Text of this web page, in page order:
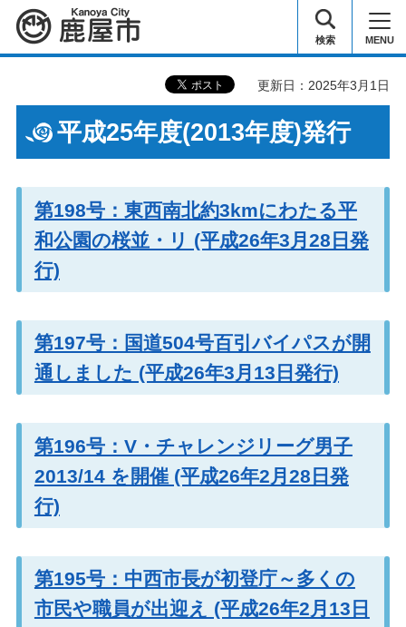
鹿屋市 検索 MENU
更新日：2025年3月1日
平成25年度(2013年度)発行
第198号：東西南北約3kmにわたる平
和公園の桜並・リ (平成26年3月28日発
行)
第197号：国道504号百引バイパスが開
通しました (平成26年3月13日発行)
第196号：V・チャレンジリーグ男子
2013/14 を開催 (平成26年2月28日発
行)
第195号：中西市長が初登庁～多くの
市民や職員が出迎え (平成26年2月13日